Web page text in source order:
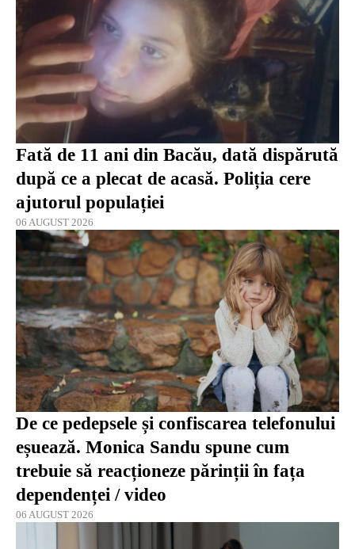
Fată de 11 ani din Bacău, dată dispărută
după ce a plecat de acasă. Poliția cere
ajutorul populației
06 AUGUST 2026
De ce pedepsele și confiscarea telefonului
eșuează. Monica Sandu spune cum
trebuie să reacționeze părinții în fața
dependenței / video
06 AUGUST 2026